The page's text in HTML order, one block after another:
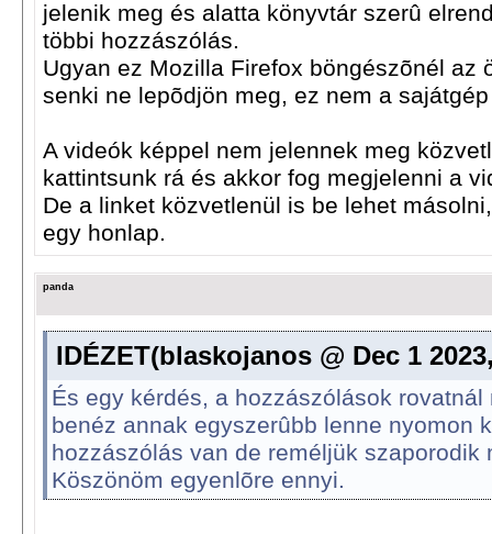
jelenik meg és alatta könyvtár szerû
többi hozzászólás.
Ugyan ez Mozilla Firefox böngészõnél
senki ne lepõdjön meg, ez nem a
A videók képpel nem jelennek meg
kattintsunk rá és akkor fog megjelenni a
De a linket közvetlenül is be lehet
egy honlap.
panda
IDÉZET(blaskojanos @ Dec 1
És egy kérdés, a hozzászólások
benéz annak egyszerûbb lenne nyomon
hozzászólás van de reméljük szaporodik
Köszönöm egyenlõre ennyi.